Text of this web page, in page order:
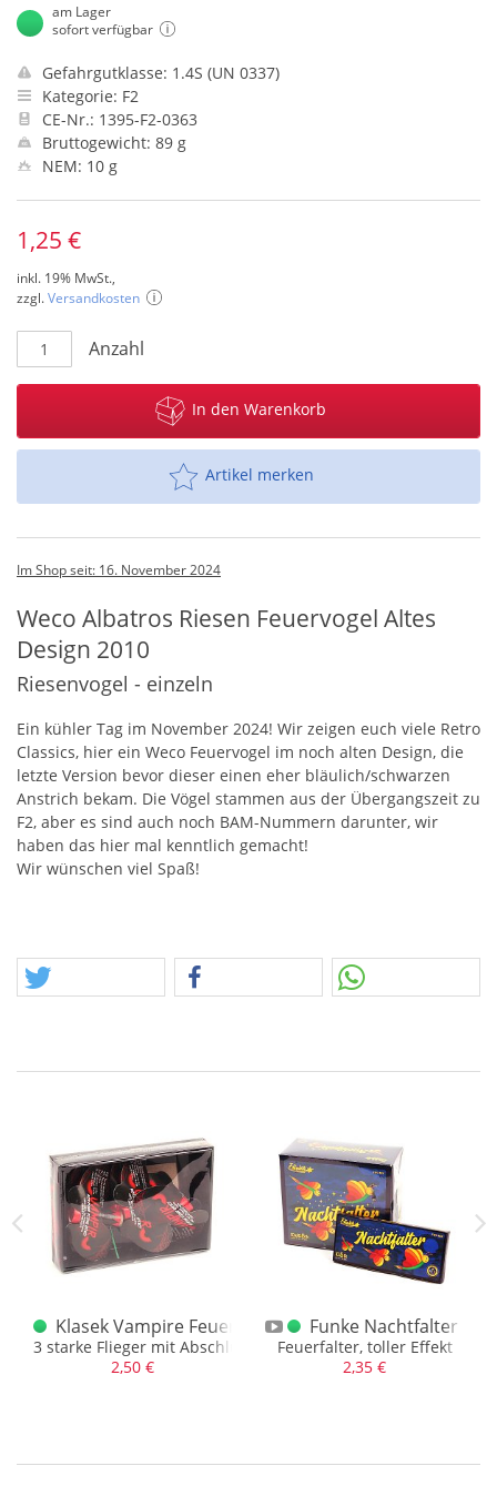
am Lager
sofort verfügbar
Gefahrgutklasse: 1.4S (UN 0337)
Kategorie: F2
CE-Nr.: 1395-F2-0363
Bruttogewicht: 89 g
NEM: 10 g
1,25 €
inkl. 19% MwSt.,
zzgl.Versandkosten
Anzahl
In den Warenkorb
Artikel merken
Im Shop seit: 16. November 2024
Weco Albatros Riesen Feuervogel Altes
Design 2010
Riesenvogel - einzeln
Ein kühler Tag im November 2024! Wir zeigen euch viele Retro
Classics, hier ein Weco Feuervogel im noch alten Design, die
letzte Version bevor dieser einen eher bläulich/schwarzen
Anstrich bekam. Die Vögel stammen aus der Übergangszeit zu
F2, aber es sind auch noch BAM-Nummern darunter, wir
haben das hier mal kenntlich gemacht!
Wir wünschen viel Spaß!
1 Stück
oder lose
Klasek Vampire Feuervögel 3er
3 starke Flieger mit Abschlusscrackling
2,50 €
Funke Nachtfalter
Feuerfalter, toller Effekt
2,35 €